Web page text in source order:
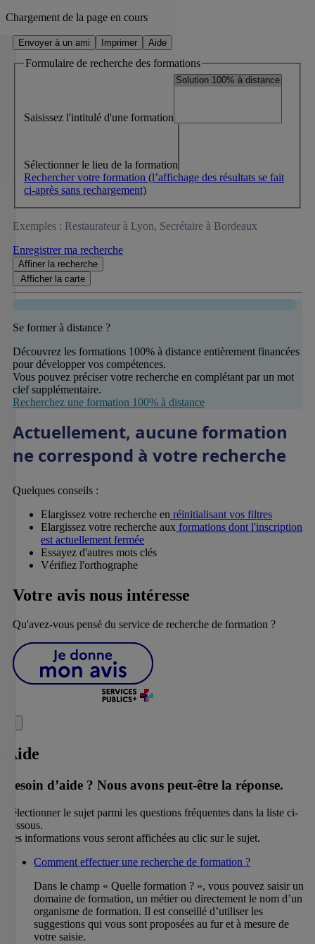
Chargement de la page en cours
Envoyer à un ami Imprimer Aide
Formulaire de recherche des formations
Saisissez l'intitulé d'une formation
Sélectionner le lieu de la formation
Rechercher votre formation (l’affichage des résultats se fait
ci-après sans rechargement)
Exemples : Restaurateur à Lyon, Secrétaire à Bordeaux
Enregistrer ma recherche
Affiner la recherche
Afficher la carte
Se former à distance ?
Découvrez les formations 100% à distance entièrement financées
pour développer vos compétences.
Vous pouvez préciser votre recherche en complétant par un mot
clef supplémentaire.
Recherchez une formation 100% à distance
Actuellement, aucune formation
ne correspond à votre recherche
Quelques conseils :
Elargissez votre recherche en réinitialisant vos filtres
Elargissez votre recherche aux formations dont l'inscription
est actuellement fermée
Essayez d'autres mots clés
Vérifiez l'orthographe
Votre avis nous intéresse
Qu'avez-vous pensé du service de recherche de formation ?
×
Aide
Besoin d’aide ? Nous avons peut-être la réponse.
Sélectionner le sujet parmi les questions fréquentes dans la liste ci-
dessous.
Les informations vous seront affichées au clic sur le sujet.
Comment effectuer une recherche de formation ?
Dans le champ « Quelle formation ? », vous pouvez saisir un
domaine de formation, un métier ou directement le nom d’un
organisme de formation. Il est conseillé d’utiliser les
suggestions qui vous sont proposées au fur et à mesure de
votre saisie.